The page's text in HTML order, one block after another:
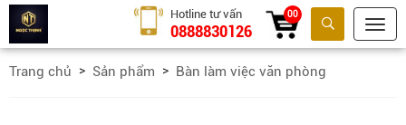
Tìm kiếm
Hotline tư vấn
0888830126
00
Trang chủ Sản phẩm Bàn làm việc văn phòng